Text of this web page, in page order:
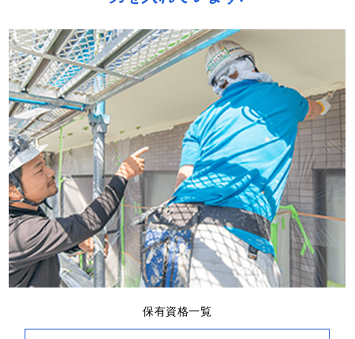
保有資格一覧